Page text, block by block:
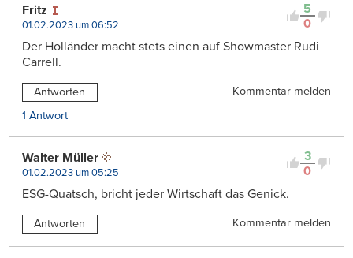
5
0
Fritz
01.02.2023 um 06:52
Der Holländer macht stets einen auf Showmaster Rudi
Carrell.
Antworten
Kommentar melden
1 Antwort
3
0
Walter Müller
01.02.2023 um 05:25
ESG-Quatsch, bricht jeder Wirtschaft das Genick.
Antworten Kommentar melden